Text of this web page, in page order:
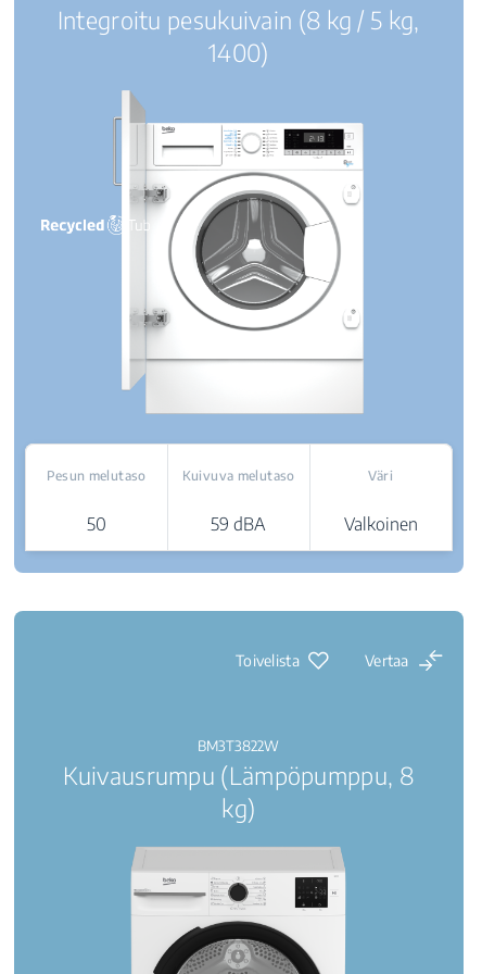
Integroitu pesukuivain (8 kg / 5 kg,
1400)
Pesun melutaso
50
Kuivuva melutaso
59 dBA
Väri
Valkoinen
Toivelista Vertaa
BM3T3822W
Kuivausrumpu (Lämpöpumppu, 8
kg)